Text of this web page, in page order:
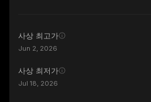
사상 최고가
Jun 2, 2026
사상 최저가
Jul 18, 2026